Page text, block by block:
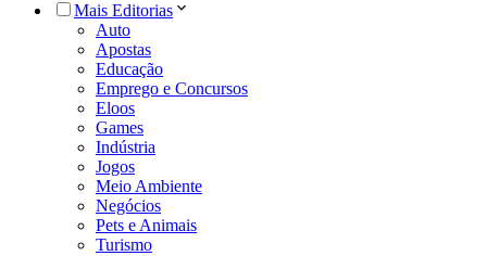
Mais Editorias
Auto
Apostas
Educação
Emprego e Concursos
Eloos
Games
Indústria
Jogos
Meio Ambiente
Negócios
Pets e Animais
Turismo